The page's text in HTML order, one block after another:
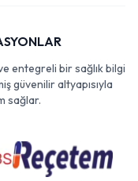
entegreli bir sağlık bilgi
güvenilir altyapısıyla
sağlar.